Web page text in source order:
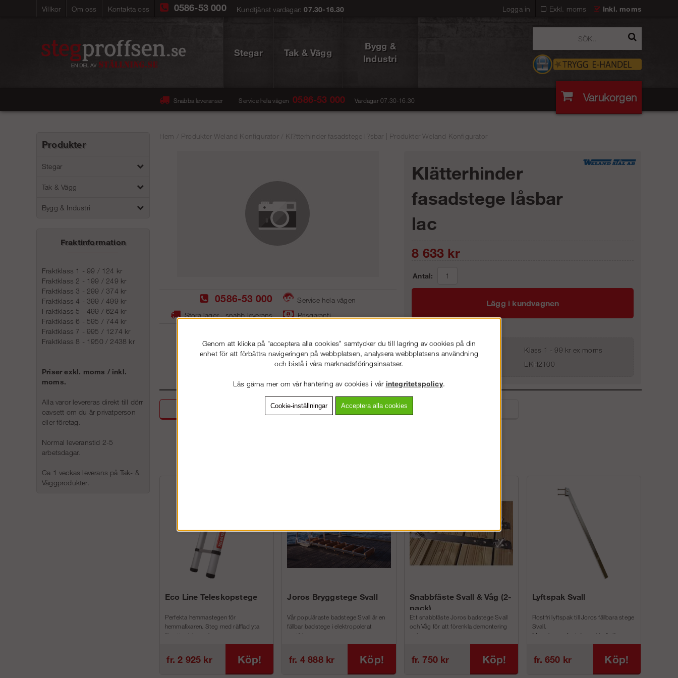
Villkor Om oss Kontakta oss Exkl. moms Inkl. moms
0586-53 000 Kundtjänst vardagar:07.30-16.30 Logga in
Stegar Tak & Vägg
Bygg &
Industri
Snabba leveranser Service hela vägen 0586-53 000 Vardagar 07.30-16.30 Varukorgen
Produkter
Stegar
Tak & Vägg
Bygg & Industri
Fraktinformation
Fraktklass 1 - 99 / 124 kr
Fraktklass 2 - 199 / 249 kr
Fraktklass 3 - 299 / 374 kr
Fraktklass 4 - 399 / 499 kr
Fraktklass 5 - 499 / 624 kr
Fraktklass 6 - 595 / 744 kr
Fraktklass 7 - 995 / 1274 kr
Fraktklass 8 - 1950 / 2438 kr
Priser exkl. moms / inkl.
moms.
Alla varor levereras direkt till dörr
oavsett om du är privatperson
eller företag.
Normal leveranstid 2-5
arbetsdagar.
Ca 1 veckas leverans på Tak- &
Väggprodukter.
Hem Produkter Weland Konfigurator/ Kl?tterhinder fasadstege l?sbar | Produkter Weland Konfigurator
0586-53 000
Service hela vägen
Stora lager - snabb leverans
Prisgaranti
Klätterhinder
fasadstege låsbar
lac
8 633 kr
Antal:
Lägg i kundvagnen
Frakt:
Klass 1 - 99 kr ex moms
LKH2100
Detaljerad info
Eco Line Teleskopstege
Perfekta hemmastegen för
hemmafixaren. Steg med räfflad yta
för att minimera h...
fr. 2 925 kr Köp!
Joros Bryggstege Svall
Vår populäraste badstege Svall är en
fällbar badstege i elektropolerat
rostfri...
fr. 4 888 kr Köp!
Snabbfäste Svall & Våg (2-
pack)
Ett snabbfäste Joros badstege Svall
och Våg för att förenkla demontering
och m...
fr. 750 kr Köp!
Lyftspak Svall
Rostfri lyftspak till Joros fällbara stege
Svall.
Man skruvar fast denna i befintliga
fr. 650 kr Köp!
Genom att klicka på "acceptera alla cookies" samtycker du till lagring av cookies på din
enhet för att förbättra navigeringen på webbplatsen, analysera webbplatsens användning
och bistå i våra marknadsföringsinsatser.
Läs gärna mer om vår hantering av cookies i vår integritetspolicy.
Cookie-inställningar Acceptera alla cookies
VÄLKOMMEN TILLSTEGPROFFSEN.SE
VÄNLIGEN VÄLJ PRIVAT ELLER FÖRETAG NEDAN.